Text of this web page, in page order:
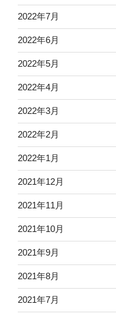
2022年7月
2022年6月
2022年5月
2022年4月
2022年3月
2022年2月
2022年1月
2021年12月
2021年11月
2021年10月
2021年9月
2021年8月
2021年7月